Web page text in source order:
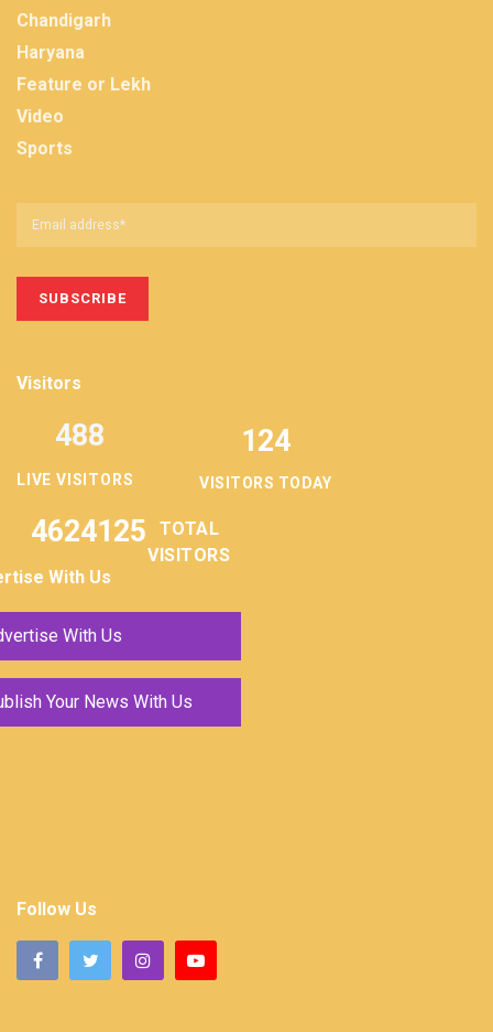
Chandigarh
Haryana
Feature or Lekh
Video
Sports
Visitors
LIVE VISITORS
488 124
VISITORS TODAY
4624125
TOTAL
VISITORS
With Us
With Us
Your News With Us
Follow Us